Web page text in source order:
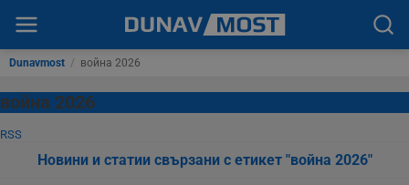
Dunavmost / война 2026
война 2026
RSS
Новини и статии свързани с етикет "война 2026"